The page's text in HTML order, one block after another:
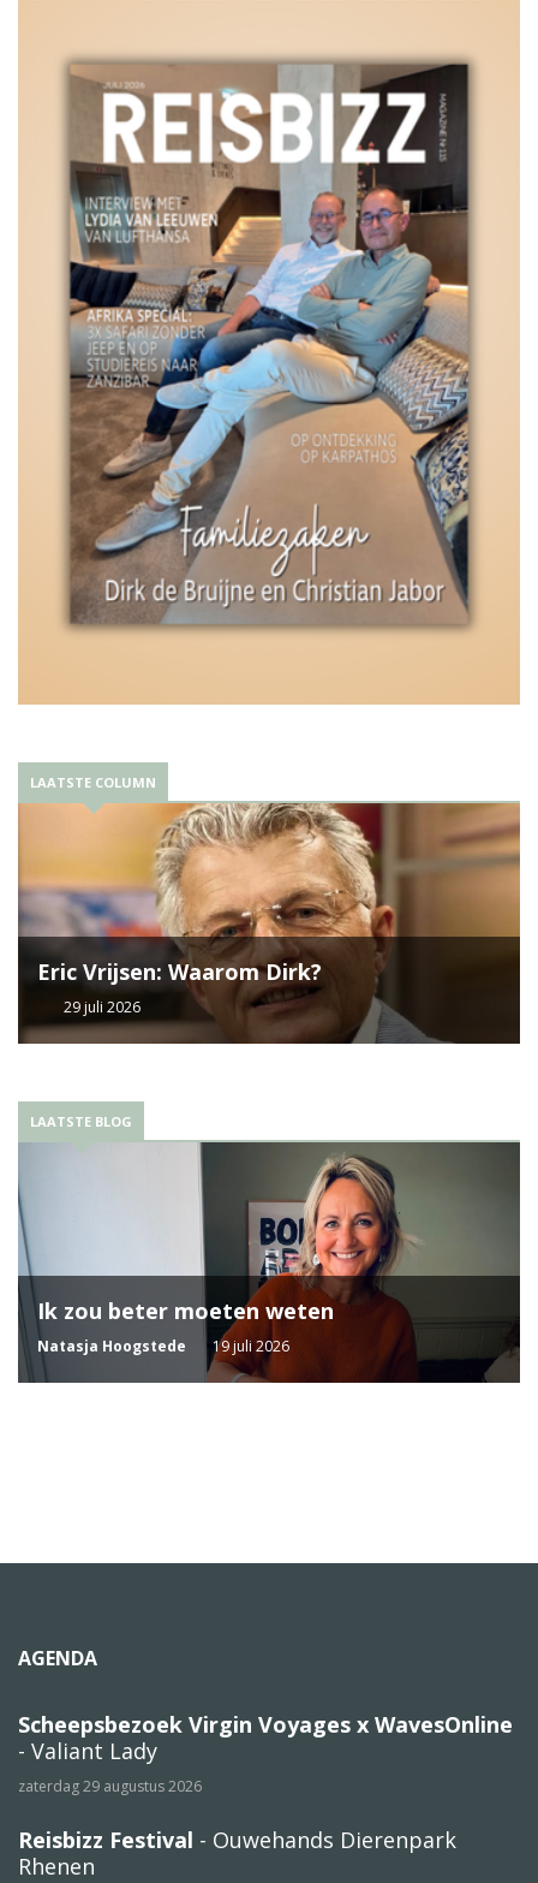
LAATSTE COLUMN
Eric Vrijsen: Waarom Dirk?
29 juli 2026
LAATSTE BLOG
Ik zou beter moeten weten
Natasja Hoogstede 19 juli 2026
AGENDA
Scheepsbezoek Virgin Voyages x WavesOnline
- Valiant Lady
zaterdag 29 augustus 2026
Reisbizz Festival - Ouwehands Dierenpark
Rhenen